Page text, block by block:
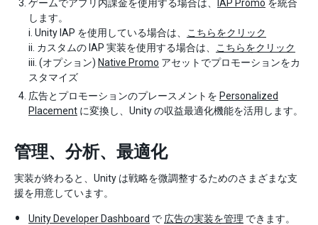
ゲームでアプリ内課金を使用する場合は、
IAP Promo を統合
します。
i. Unity IAP を使用している場合は、
こちらをクリック
ii. カスタムの IAP 実装を使用する場合は、
こちらをクリック
iii. (オプション) Native Promo アセットでプロモーションをカ
スタマイズ
広告とプロモーションのプレースメントを Personalized
Placement に変換し、Unity の収益最適化機能を活用します。
管理、分析、最適化
実装が終わると、Unity は戦略を微調整するためのさまざまな支
援を用意しています。
Unity Developer Dashboard で 広告の実装を管理 できます。